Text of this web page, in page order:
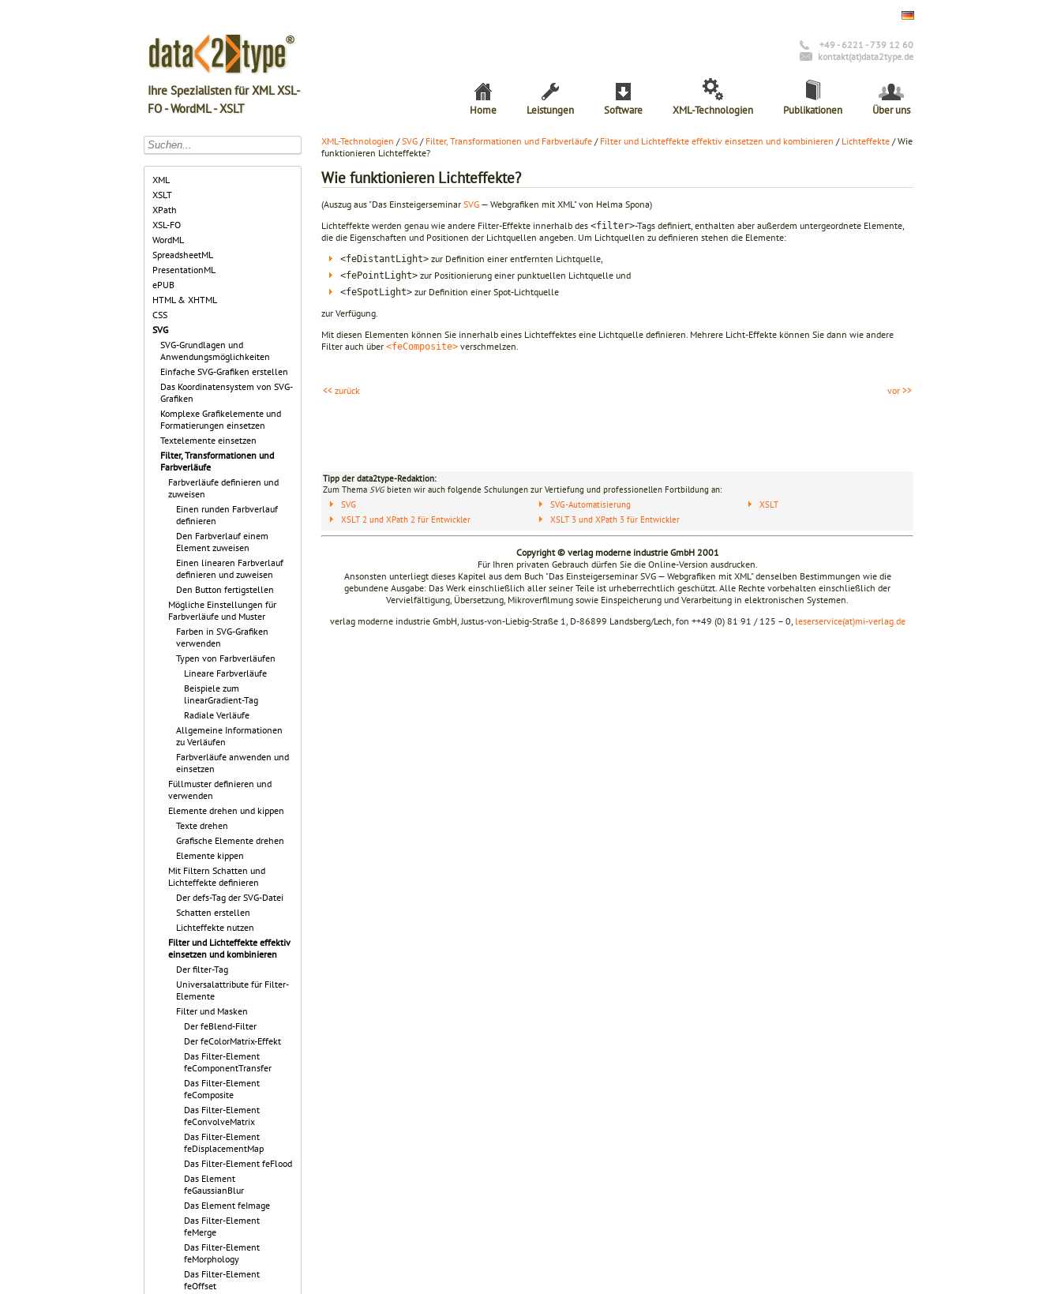
Ihre Spezialisten für XML XSL-
FO - WordML - XSLT
+49 - 6221 - 739 12 60
kontakt(at)data2type.de
Home Leistungen Software XML-Technologien Publikationen Über uns
XML
XSLT
XPath
XSL-FO
WordML
SpreadsheetML
PresentationML
ePUB
HTML & XHTML
CSS
SVG
SVG-Grundlagen und
Anwendungsmöglichkeiten
Einfache SVG-Grafiken erstellen
Das Koordinatensystem von SVG-
Grafiken
Komplexe Grafikelemente und
Formatierungen einsetzen
Textelemente einsetzen
Filter, Transformationen und
Farbverläufe
Farbverläufe definieren und
zuweisen
Einen runden Farbverlauf
definieren
Den Farbverlauf einem
Element zuweisen
Einen linearen Farbverlauf
definieren und zuweisen
Den Button fertigstellen
Mögliche Einstellungen für
Farbverläufe und Muster
Farben in SVG-Grafiken
verwenden
Typen von Farbverläufen
Lineare Farbverläufe
Beispiele zum
linearGradient-Tag
Radiale Verläufe
Allgemeine Informationen
zu Verläufen
Farbverläufe anwenden und
einsetzen
Füllmuster definieren und
verwenden
Elemente drehen und kippen
Texte drehen
Grafische Elemente drehen
Elemente kippen
Mit Filtern Schatten und
Lichteffekte definieren
Der defs-Tag der SVG-Datei
Schatten erstellen
Lichteffekte nutzen
Filter und Lichteffekte effektiv
einsetzen und kombinieren
Der filter-Tag
Universalattribute für Filter-
Elemente
Filter und Masken
Der feBlend-Filter
Der feColorMatrix-Effekt
Das Filter-Element
feComponentTransfer
Das Filter-Element
feComposite
Das Filter-Element
feConvolveMatrix
Das Filter-Element
feDisplacementMap
Das Filter-Element feFlood
Das Element
feGaussianBlur
Das Element feImage
Das Filter-Element
feMerge
Das Filter-Element
feMorphology
Das Filter-Element
feOffset
XML-Technologien /SVG / Filter, Transformationen und Farbverläufe / Filter und Lichteffekte effektiv einsetzen und kombinieren / Lichteffekte / Wie
funktionieren Lichteffekte?
Wie funktionieren Lichteffekte?
(Auszug aus "Das Einsteigerseminar SVG — Webgrafiken mit XML" von Helma Spona)
Lichteffekte werden genau wie andere Filter-Effekte innerhalb des <filter>-Tags definiert, enthalten aber außerdem untergeordnete Elemente,
die die Eigenschaften und Positionen der Lichtquellen angeben. Um Lichtquellen zu definieren stehen die Elemente:
<feDistantLight> zur Definition einer entfernten Lichtquelle,
<fePointLight> zur Positionierung einer punktuellen Lichtquelle und
<feSpotLight> zur Definition einer Spot-Lichtquelle
zur Verfügung.
Mit diesen Elementen können Sie innerhalb eines Lichteffektes eine Lichtquelle definieren. Mehrere Licht-Effekte können Sie dann wie andere
Filter auch über <feComposite> verschmelzen.
<< zurück vor >>
Tipp der data2type-Redaktion:
Zum Thema SVGbieten wir auch folgende Schulungen zur Vertiefung und professionellen Fortbildung an:
SVG
XSLT 2 und XPath 2 für Entwickler
SVG-Automatisierung
XSLT 3 und XPath 3 für Entwickler
XSLT
Copyright © verlag moderne industrie GmbH 2001
Für Ihren privaten Gebrauch dürfen Sie die Online-Version ausdrucken.
Ansonsten unterliegt dieses Kapitel aus dem Buch "Das Einsteigerseminar SVG — Webgrafiken mit XML" denselben Bestimmungen wie die
gebundene Ausgabe: Das Werk einschließlich aller seiner Teile ist urheberrechtlich geschützt. Alle Rechte vorbehalten einschließlich der
Vervielfältigung, Übersetzung, Mikroverfilmung sowie Einspeicherung und Verarbeitung in elektronischen Systemen.
verlag moderne industrie GmbH, Justus-von-Liebig-Straße 1, D-86899 Landsberg/Lech, fon ++49 (0) 81 91 / 125 – 0, leserservice(at)mi-verlag.de